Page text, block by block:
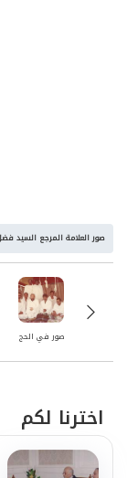
صور العلامة المرجع السيد
صور في الحج
اخترنا لكم